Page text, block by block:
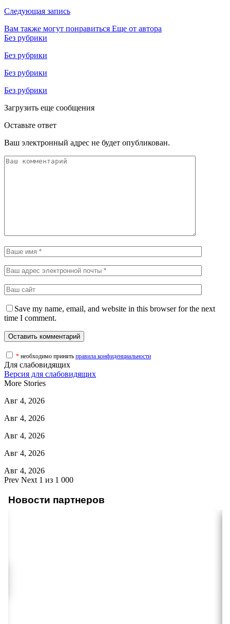
Следующая запись
Вам также могут понравиться Еще от автора
Без рубрики
Без рубрики
Без рубрики
Без рубрики
Загрузить еще сообщения
Оставьте ответ
Ваш электронный адрес не будет опубликован.
Save my name, email, and website in this browser for the next
time I comment.
* необходимо принять правила конфиденциальности
Для слабовидящих
Версия для слабовидящих
More Stories
Авг 4, 2026
Авг 4, 2026
Авг 4, 2026
Авг 4, 2026
Авг 4, 2026
Prev Next 1 из 1 000
Новости партнеров